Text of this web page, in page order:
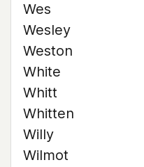
Wes
Wesley
Weston
White
Whitt
Whitten
Willy
Wilmot